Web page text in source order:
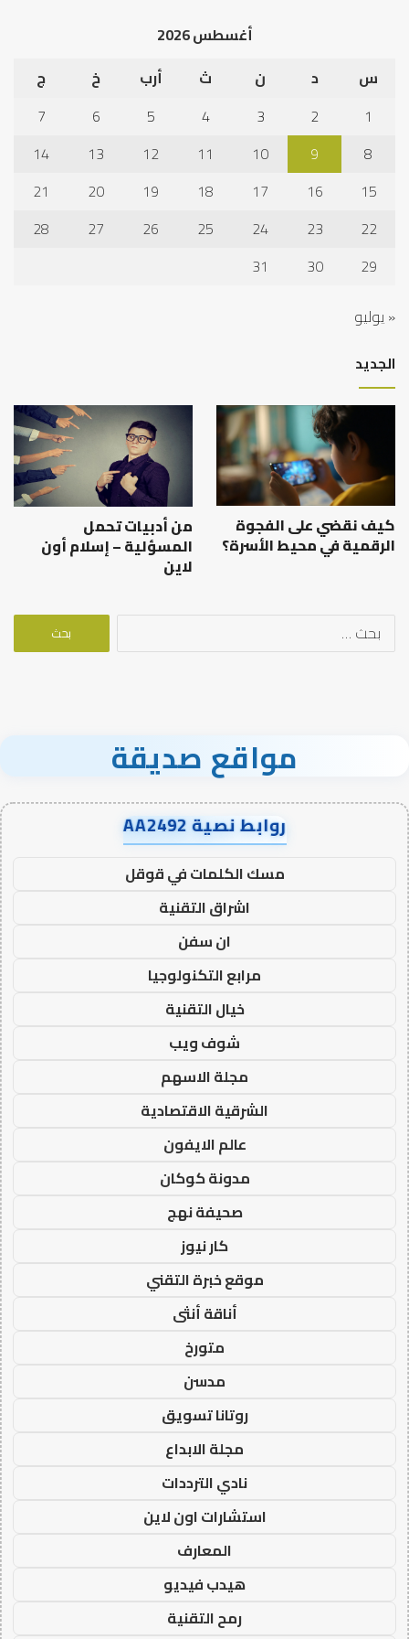
أغسطس 2026
س
د ن ث أرب خ
ج
1
2
3
4
5
6
7
8
9
10
11
12
13
14
15
16
17
18
19
20
21
22
23
24
25
26
27
28
29
30
31
« يوليو
الجديد
كيف نقضي على الفجوة
الرقمية في محيط الأسرة؟
من أدبيات تحمل
المسؤلية – إسلام أون
لاين
البحث
مواقع صديقة
روابط نصية AA2492
مسك الكلمات في قوقل
اشراق التقنية
ان سفن
مرابع التكنولوجيا
خيال التقنية
شوف ويب
مجلة الاسهم
الشرقية الاقتصادية
عالم الايفون
مدونة كوكان
صحيفة نهج
كار نيوز
موقع خبرة التقني
أناقة أنثى
متورخ
مدسن
روتانا تسويق
مجلة الابداع
نادي الترددات
استشارات اون لاين
المعارف
هيدب فيديو
رمح التقنية